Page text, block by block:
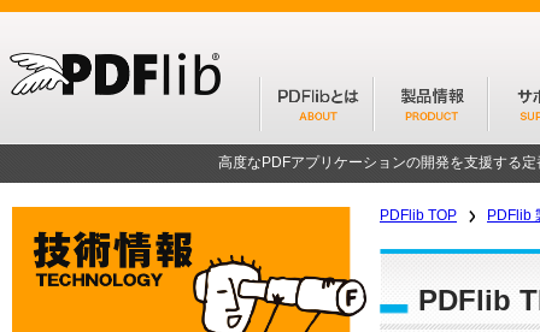
高度なPDFアプリケーションの開発を支援する
PDFlib TOP PDFlib
PDFlib